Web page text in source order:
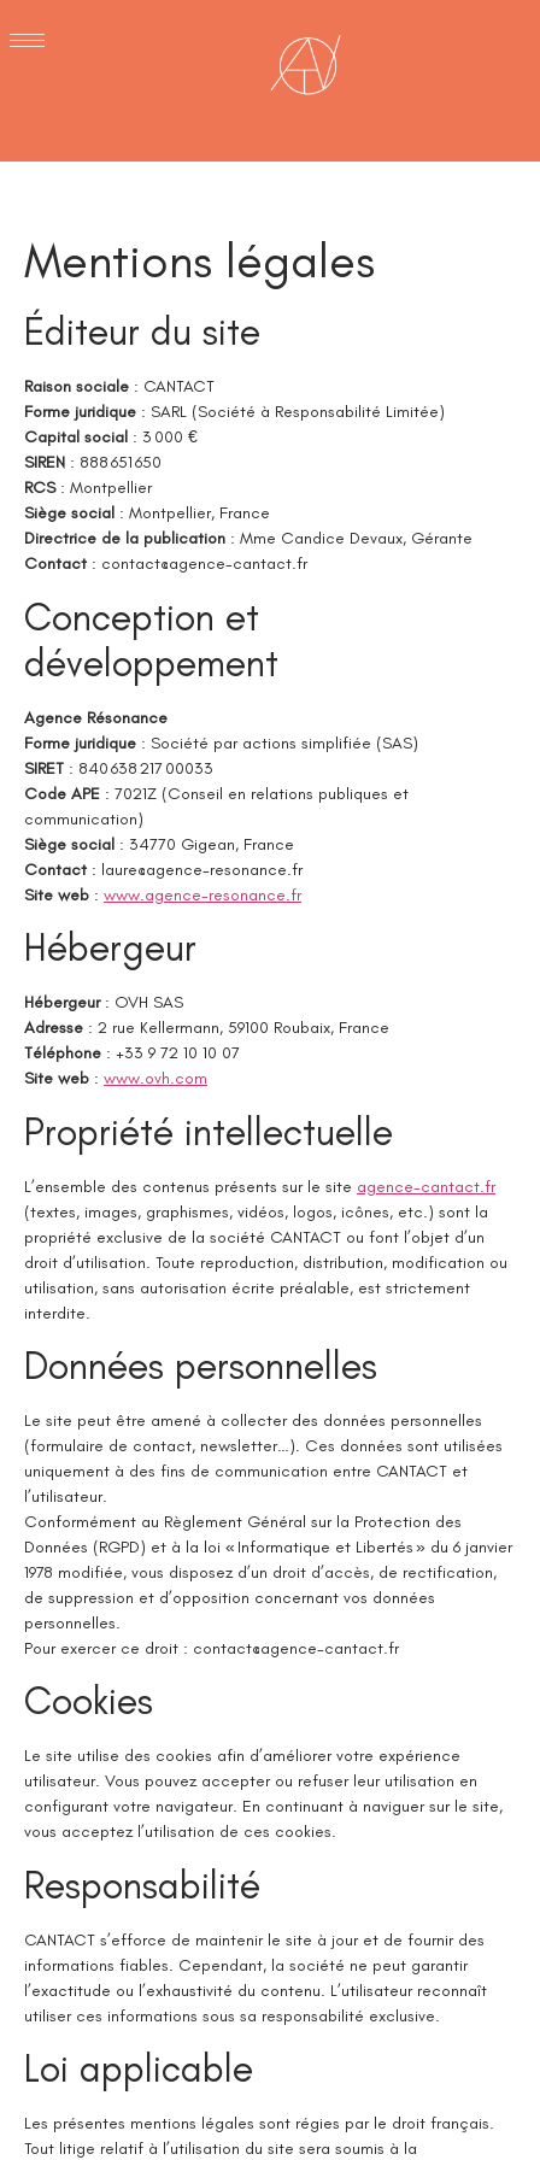
Mentions légales
Éditeur du site
Raison sociale : CANTACT
Forme juridique : SARL (Société à Responsabilité Limitée)
Capital social : 3 000 €
SIREN : 888 651 650
RCS: Montpellier
Siège social : Montpellier, France
Directrice de la publication : Mme Candice Devaux, Gérante
Contact : contact@agence-cantact.fr
Conception et
développement
Agence Résonance
Forme juridique : Société par actions simplifiée (SAS)
SIRET : 840 638 217 00033
Code APE : 7021Z (Conseil en relations publiques et
communication)
Siège social : 34770 Gigean, France
Contact : laure@agence-resonance.fr
Site web : www.agence-resonance.fr
Hébergeur
Hébergeur: OVH SAS
Adresse : 2 rue Kellermann, 59100 Roubaix, France
Téléphone : +33 9 72 10 10 07
Site web : www.ovh.com
Propriété intellectuelle
L’ensemble des contenus présents sur le site agence-cantact.fr
(textes, images, graphismes, vidéos, logos, icônes, etc.) sont la
propriété exclusive de la société CANTACT ou font l’objet d’un
droit d’utilisation. Toute reproduction, distribution, modification ou
utilisation, sans autorisation écrite préalable, est strictement
interdite.
Données personnelles
Le site peut être amené à collecter des données personnelles
(formulaire de contact, newsletter…). Ces données sont utilisées
uniquement à des fins de communication entre CANTACT et
l’utilisateur.
Conformément au Règlement Général sur la Protection des
Données (RGPD) et à la loi « Informatique et Libertés » du 6 janvier
1978 modifiée, vous disposez d’un droit d’accès, de rectification,
de suppression et d’opposition concernant vos données
personnelles.
Pour exercer ce droit : contact@agence-cantact.fr
Cookies
Le site utilise des cookies afin d’améliorer votre expérience
utilisateur. Vous pouvez accepter ou refuser leur utilisation en
configurant votre navigateur. En continuant à naviguer sur le site,
vous acceptez l’utilisation de ces cookies.
Responsabilité
CANTACT s’efforce de maintenir le site à jour et de fournir des
informations fiables. Cependant, la société ne peut garantir
l’exactitude ou l’exhaustivité du contenu. L’utilisateur reconnaît
utiliser ces informations sous sa responsabilité exclusive.
Loi applicable
Les présentes mentions légales sont régies par le droit français.
Tout litige relatif à l’utilisation du site sera soumis à la